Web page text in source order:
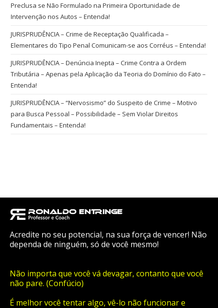
Preclusa se Não Formulado na Primeira Oportunidade de
Intervenção nos Autos – Entenda!
JURISPRUDÊNCIA – Crime de Receptação Qualificada –
Elementares do Tipo Penal Comunicam-se aos Corréus – Entenda!
JURISPRUDÊNCIA – Denúncia Inepta – Crime Contra a Ordem
Tributária – Apenas pela Aplicação da Teoria do Domínio do Fato –
Entenda!
JURISPRUDÊNCIA – “Nervosismo” do Suspeito de Crime – Motivo
para Busca Pessoal – Possibilidade – Sem Violar Direitos
Fundamentais – Entenda!
Acredite no seu potencial, na sua força de vencer! Não
dependa de ninguém, só de você mesmo!
Não importa que você vá devagar, contanto que você
não pare. (Confúcio)
É melhor você tentar algo, vê-lo não funcionar e